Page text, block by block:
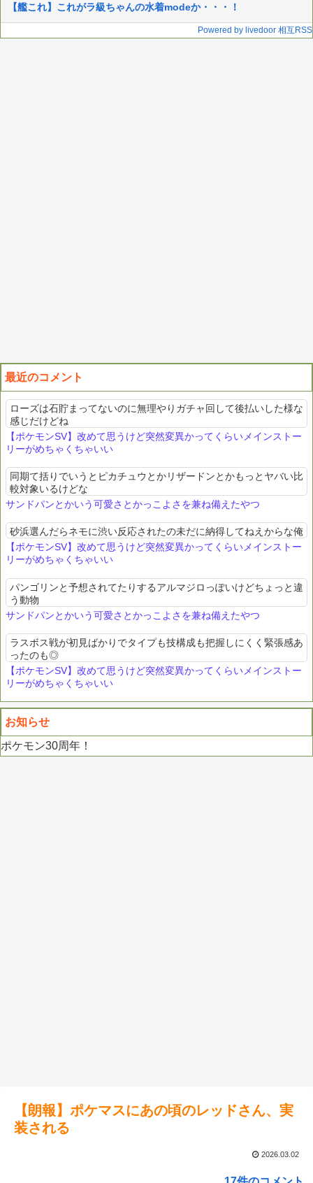
【艦これ】これがラ級ちゃんの水着modeか・・・！
Powered by livedoor 相互RSS
最近のコメント
ローズは石貯まってないのに無理やりガチャ回して後払いした様な
感じだけどね
【ポケモンSV】改めて思うけど突然変異かってくらいメインストー
リーがめちゃくちゃいい
同期て括りでいうとピカチュウとかリザードンとかもっとヤバい比
較対象いるけどな
サンドパンとかいう可愛さとかっこよさを兼ね備えたやつ
砂浜選んだらネモに渋い反応されたの未だに納得してねえからな俺
【ポケモンSV】改めて思うけど突然変異かってくらいメインストー
リーがめちゃくちゃいい
パンゴリンと予想されてたりするアルマジロっぽいけどちょっと違
う動物
サンドパンとかいう可愛さとかっこよさを兼ね備えたやつ
ラスボス戦が初見ばかりでタイプも技構成も把握しにくく緊張感あ
ったのも◎
【ポケモンSV】改めて思うけど突然変異かってくらいメインストー
リーがめちゃくちゃいい
お知らせ
ポケモン30周年！
【朗報】ポケマスにあの頃のレッドさん、実
装される
2026.03.02